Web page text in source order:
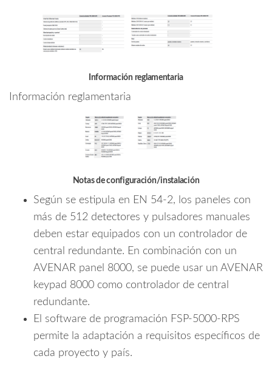
Información reglamentaria
Información reglamentaria
Notas de configuración/instalación
Según se estipula en EN 54-2, los paneles con
más de 512 detectores y pulsadores manuales
deben estar equipados con un controlador de
central redundante. En combinación con un
AVENAR panel 8000, se puede usar un AVENAR
keypad 8000 como controlador de central
redundante.
El software de programación FSP-5000-RPS
permite la adaptación a requisitos específicos de
cada proyecto y país.